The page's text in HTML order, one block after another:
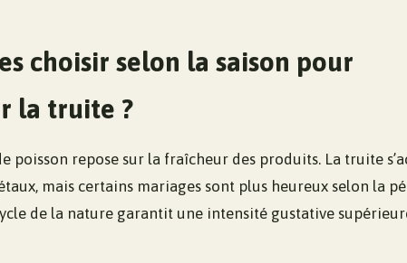
choisir selon la saison pour
la truite ?
poisson repose sur la fraîcheur des produits. La truite
mais certains mariages sont plus heureux selon la
de la nature garantit une intensité gustative